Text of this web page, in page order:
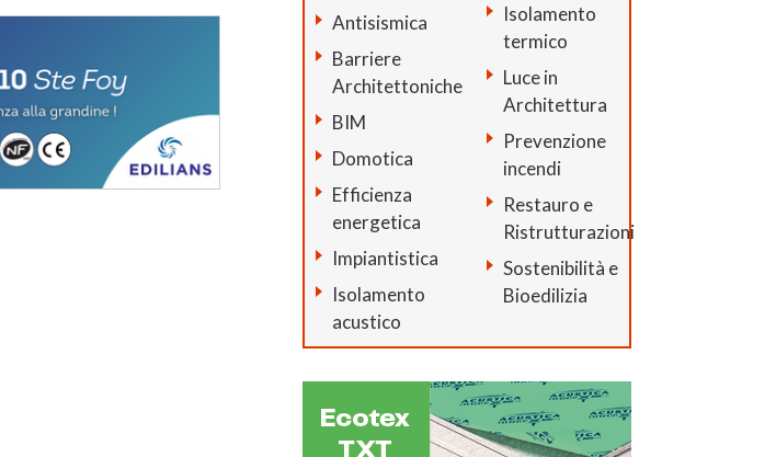
Antisismica
Barriere
Architettoniche
BIM
Domotica
Efficienza
energetica
Impiantistica
Isolamento
acustico
Isolamento
termico
Luce in
Architettura
Prevenzione
incendi
Restauro e
Ristrutturazioni
Sostenibilità e
Bioedilizia